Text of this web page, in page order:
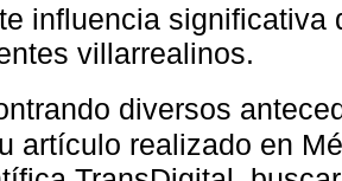
influencia significativa
villarrealinos.
diversos
artículo realizado en